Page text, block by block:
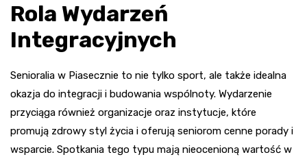
Rola Wydarzeń
Integracyjnych
Senioralia w Piasecznie to nie tylko sport, ale także idealna
okazja do integracji i budowania wspólnoty. Wydarzenie
przyciąga również organizacje oraz instytucje, które
promują zdrowy styl życia i oferują seniorom cenne porady i
wsparcie. Spotkania tego typu mają nieocenioną wartość w